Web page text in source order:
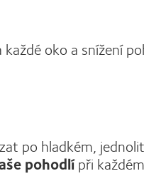
každé oko a snížení
po hladkém,
pohodlípři